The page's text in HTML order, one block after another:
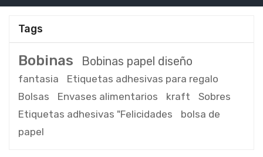
Tags
Bobinas Bobinas papel diseño
fantasia
Etiquetas adhesivas para regalo
Bolsas
Envases alimentarios kraft
Sobres
Etiquetas adhesivas "Felicidades
bolsa de
papel